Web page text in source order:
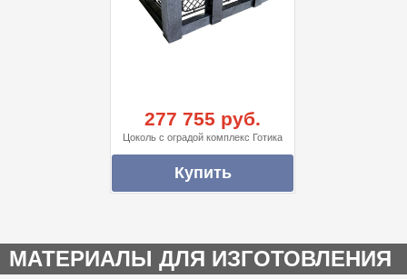
277 755 руб.
Цоколь с оградой комплекс Готика
МАТЕРИАЛЫ ДЛЯ ИЗГОТОВЛЕНИЯ